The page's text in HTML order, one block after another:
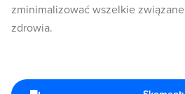
zminimalizować wszelkie
zdrowia.